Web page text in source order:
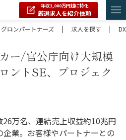
年収1,000万円超に特化
厳選求人を紹介依頼
ロンパートナーズ
| 求人を探す |
ー/官公庁向け大規模
ントSE、プロジェク
26万名、連結売上収益約10兆円
業。お客様やパートナーとの